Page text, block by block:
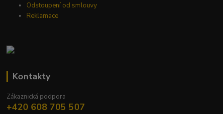
Odstoupení od smlouvy
Reklamace
Kontakty
Zákaznická podpora
+420 608 705 507